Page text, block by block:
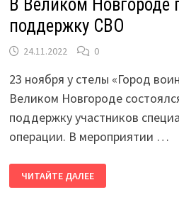
В Великом Новгороде
поддержку СВО
24.11.2022 0
23 ноября у стелы «Город
Великом Новгороде
поддержку участников
операции. В мероприятии …
ВЕЛИКОМ
НОВГОРОДЕ
ЧИТАЙТЕ ДАЛЕЕ